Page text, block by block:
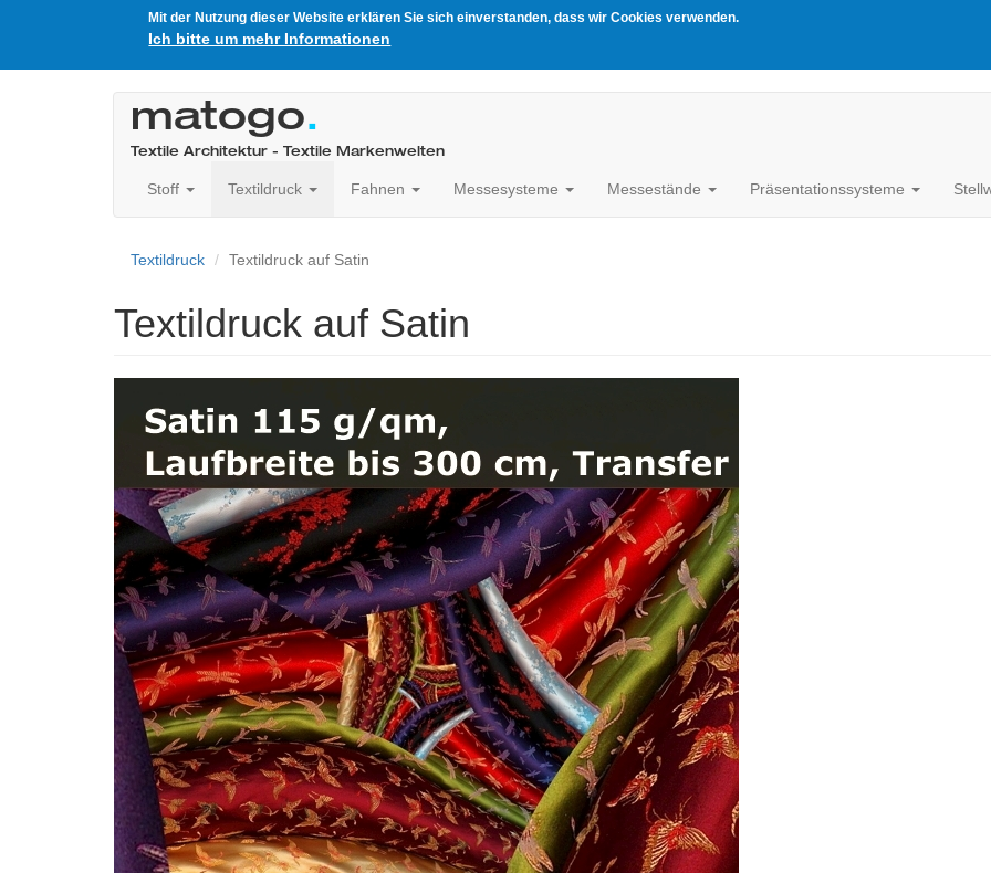
Mit der Nutzung dieser Website erklären Sie sich einverstanden, dass wir Cookies verwenden.
Ich bitte um mehr Informationen
matogo.
Textile Architektur - Textile Markenwelten
Stoff Textildruck Fahnen Messesysteme Messestände Präsentationssysteme
Textildruck Textildruck auf Satin
Textildruck auf Satin